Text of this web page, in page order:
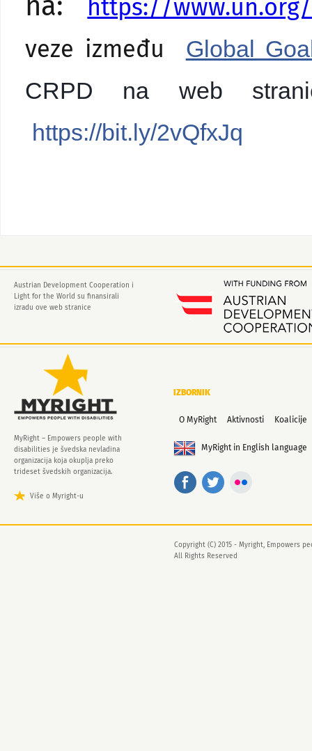
na:
https://
veze između
Global
CRPD na web
https://bit.ly/2vQfxJq
Austrian Development Cooperation i
Light for the World su finansirali
izradu ove web stranice
MyRight – Empowers people with
disabilities je švedska nevladina
organizacija koja okuplja preko
trideset švedskih organizacija.
Više o Myright-u
IZBORNIK
O MyRight Aktivnosti Koalicije
MyRight in English language
Copyright (C) 2015 - Myright, Empowers
All Rights Reserved